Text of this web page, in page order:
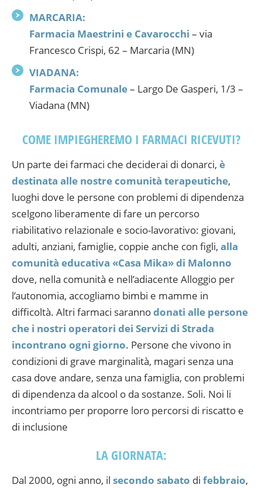
MARCARIA:
Farmacia Maestrini e Cavarocchi – via
Francesco Crispi, 62 – Marcaria (MN)
VIADANA:
Farmacia Comunale– Largo De Gasperi, 1/3 –
Viadana (MN)
COME IMPIEGHEREMO I FARMACI RICEVUTI?
Un parte dei farmaci che deciderai di donarci, è
destinata alle nostre comunità terapeutiche,
luoghi dove le persone con problemi di dipendenza
scelgono liberamente di fare un percorso
riabilitativo relazionale e socio-lavorativo: giovani,
adulti, anziani, famiglie, coppie anche con figli, alla
comunità educativa «Casa Mika» di Malonno
dove, nella comunità e nell’adiacente Alloggio per
l’autonomia, accogliamo bimbi e mamme in
difficoltà. Altri farmaci sarannodonati alle persone
che i nostri operatori dei Servizi di Strada
incontrano ogni giorno. Persone che vivono in
condizioni di grave marginalità, magari senza una
casa dove andare, senza una famiglia, con problemi
di dipendenza da alcool o da sostanze. Soli. Noi li
incontriamo per proporre loro percorsi di riscatto e
di inclusione
LA GIORNATA:
Dal 2000, ogni anno, il secondo sabato di febbraio,